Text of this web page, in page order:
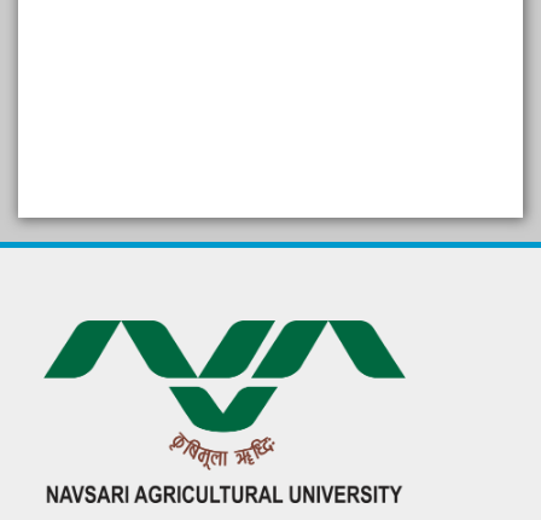
in Gujarati
દેશી ગાય આધારિત પ્રાકૃતિક ખેતી
गुणवत्ता युक्त कृषि-शिक्षा एक पहल" - भारतीय
कृषि अनुसंधान परिषद की 25वीं अखिल
भारतीय कृषि प्रवेश परीक्षा 2020